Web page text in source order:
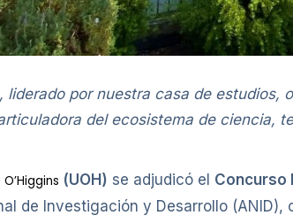
liderado por nuestra casa de
del ecosistema de ciencia,
(UOH) se adjudicó el Concurso
de Investigación y Desarrollo (ANID),